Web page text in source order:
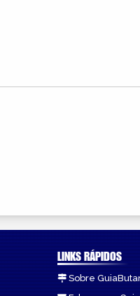
LINKS RÁPIDOS
Sobre